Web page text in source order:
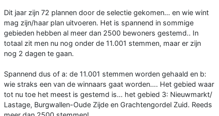
Dit jaar zijn 72 plannen door de selectie gekomen… en wie wint
mag zijn/haar plan uitvoeren. Het is spannend in sommige
gebieden hebben al meer dan 2500 bewoners gestemd.. In
totaal zit men nu nog onder de 11.001 stemmen, maar er zijn
nog 2 dagen te gaan.
Spannend dus of a: de 11.001 stemmen worden gehaald en b:
wie straks een van de winnaars gaat worden…. Het gebied waar
tot nu toe het meest is gestemd is… het gebied 3: Nieuwmarkt/
Lastage, Burgwallen-Oude Zijde en Grachtengordel Zuid. Reeds